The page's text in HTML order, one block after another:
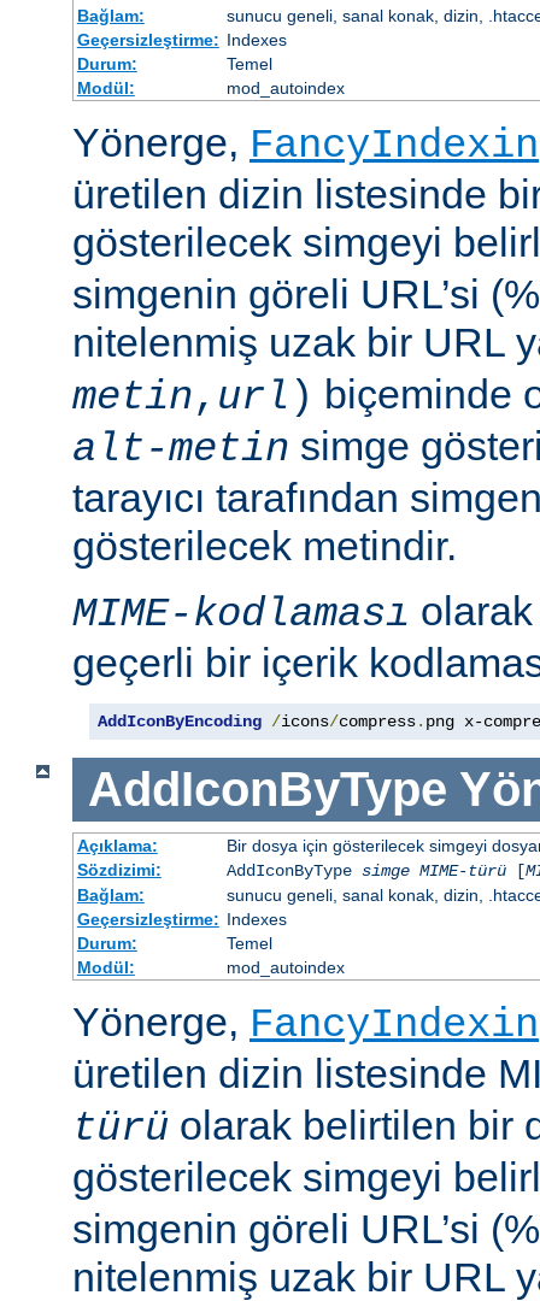
Bağlam:
sunucu geneli, sanal konak, dizin,
Geçersizleştirme: Indexes
Durum:
Temel
Modül:
mod_autoindex
Yönerge,
üretilen dizin listesinde
gösterilecek simgeyi
simgenin göreli URL’si
nitelenmiş uzak bir URL
metin, url ) biçeminde
alt-metin simge
tarayıcı tarafından
gösterilecek metindir.
MIME-kodlaması
geçerli bir içerik
AddIconByEncoding /icons/compress. png x-
AddIconByType
Açıklama:
Bir dosya için gösterilecek simgeyi
Sözdizimi:
AddIconByType simge MIME-türü[
Bağlam:
sunucu geneli, sanal konak, dizin,
Geçersizleştirme: Indexes
Durum:
Temel
Modül:
mod_autoindex
Yönerge,
üretilen dizin listesinde
türü olarak belirtilen bir
gösterilecek simgeyi
simgenin göreli URL’si
nitelenmiş uzak bir URL